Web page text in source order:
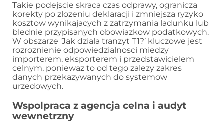
Takie podejscie skraca czas odprawy, ogranicza
korekty po zlozeniu deklaracji i zmniejsza ryzyko
kosztow wynikajacych z zatrzymania ladunku lub
blednie przypisanych obowiazkow podatkowych.
W obszarze 'Jak dziala tranzyt T1?’ kluczowe jest
rozroznienie odpowiedzialnosci miedzy
importerem, eksporterem i przedstawicielem
celnym, poniewaz to od tego zalezy zakres
danych przekazywanych do systemow
urzedowych.
Wspolpraca z agencja celna i audyt
wewnetrzny